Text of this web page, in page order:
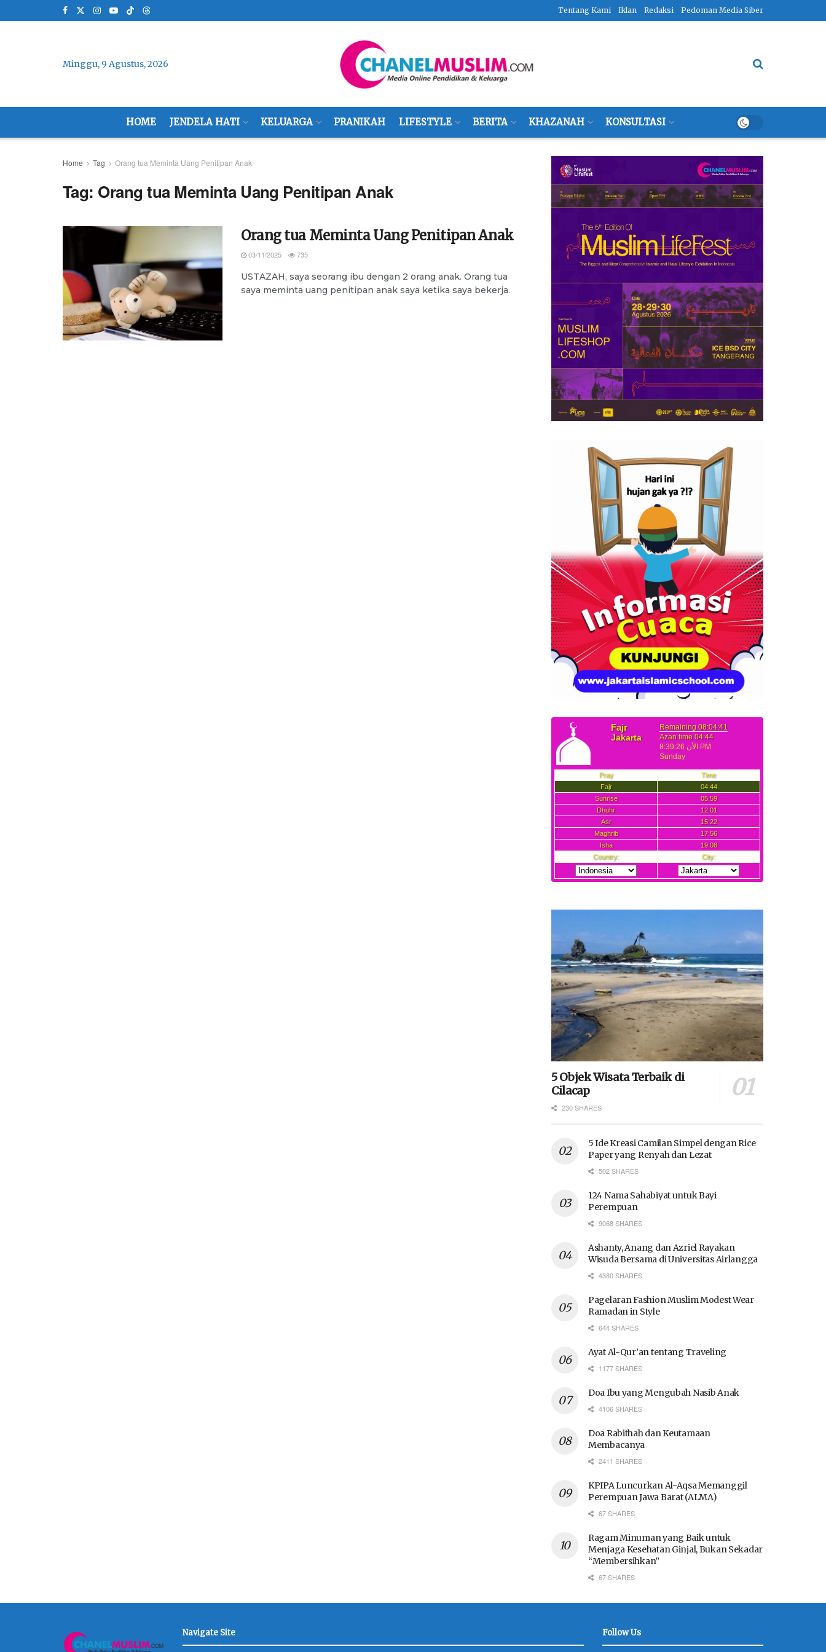
Tentang Kami Iklan Redaksi Pedoman Media Siber
Minggu, 9 Agustus, 2026
HOME JENDELA HATI KELUARGA PRANIKAH LIFESTYLE BERITA KHAZANAH KONSULTASI
Home Tag Orang tua Meminta Uang Penitipan Anak
Tag: Orang tua Meminta Uang Penitipan Anak
Orang tua Meminta Uang Penitipan Anak
03/11/2025 735
USTAZAH, saya seorang ibu dengan 2 orang anak. Orang tua
saya meminta uang penitipan anak saya ketika saya bekerja.
5 Objek Wisata Terbaik di
Cilacap
230 SHARES
5 Ide Kreasi Camilan Simpel dengan Rice
Paper yang Renyah dan Lezat
502 SHARES
124 Nama Sahabiyat untuk Bayi
Perempuan
9068 SHARES
Ashanty, Anang dan Azriel Rayakan
Wisuda Bersama di Universitas Airlangga
4380 SHARES
Pagelaran Fashion Muslim Modest Wear
Ramadan in Style
644 SHARES
Ayat Al-Qur’an tentang Traveling
1177 SHARES
Doa Ibu yang Mengubah Nasib Anak
4106 SHARES
Doa Rabithah dan Keutamaan
Membacanya
2411 SHARES
KPIPA Luncurkan Al-Aqsa Memanggil
Perempuan Jawa Barat (ALMA)
67 SHARES
Ragam Minuman yang Baik untuk
Menjaga Kesehatan Ginjal, Bukan Sekadar
“Membersihkan”
67 SHARES
Navigate Site Follow Us